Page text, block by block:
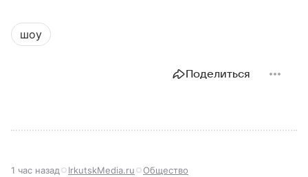
шоу
Поделиться
1 час назад IrkutskMedia.ru Общество